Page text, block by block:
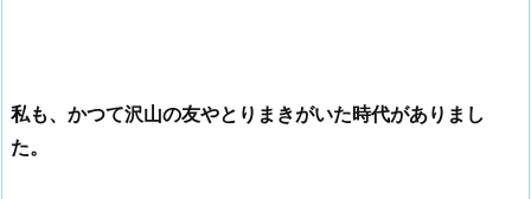
私も、かつて沢山の友やとりまきがいた時代がありまし
た。